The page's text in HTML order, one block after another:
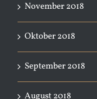
November 2018
Oktober 2018
September 2018